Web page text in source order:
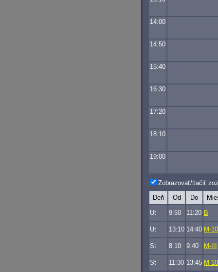
14:00
14:50
15:40
16:30
17:20
18:10
19:00
Zobrazovať/tlačiť
Deň Od Do
Ut 9:50 11:20 B
Ut 13:10 14:40 M-
St 8:10 9:40 M-III
St 11:30 13:45 M-